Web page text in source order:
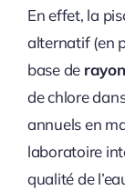
En effet, la
alternatif (en
base de
de chlore
annuels en
laboratoire
qualité de